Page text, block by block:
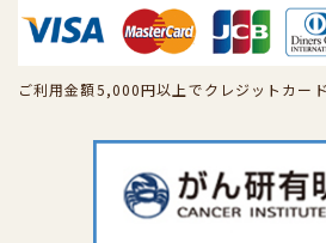
ご利用金額5,000円以上でクレジットカード